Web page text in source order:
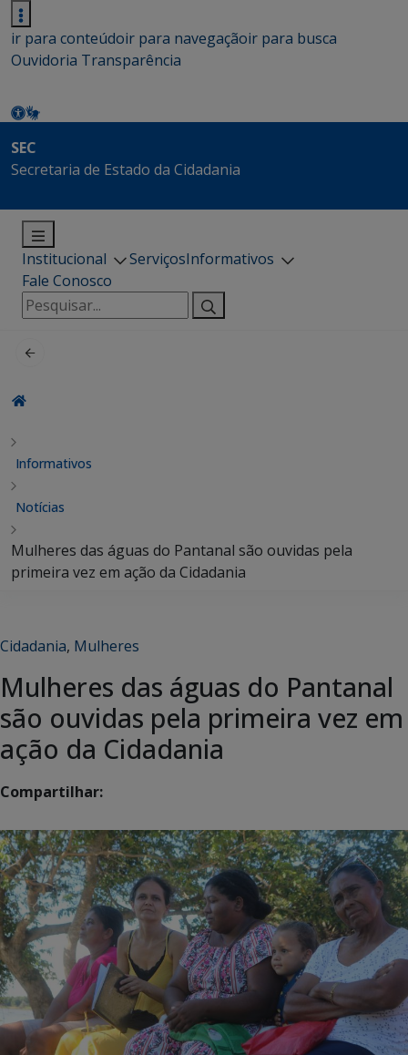
ir para conteúdoir para navegaçãoir para busca
Ouvidoria Transparência
SEC
Secretaria de Estado da Cidadania
Institucional ServiçosInformativos
Fale Conosco
Pesquisar
por:
Informativos
Notícias
Mulheres das águas do Pantanal são ouvidas pela
primeira vez em ação da Cidadania
Cidadania, Mulheres
Mulheres das águas do Pantanal
são ouvidas pela primeira vez em
ação da Cidadania
Compartilhar: